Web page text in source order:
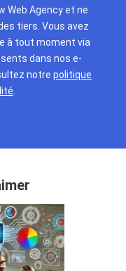
Web Agency et ne
tiers. Vous avez
à tout moment via
dans nos e-
notre politique